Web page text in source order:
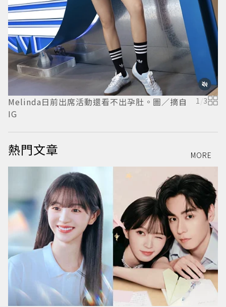
Melinda日前出席活動還看不出孕肚。圖／摘自
IG
1 /3
熱門文章 MORE